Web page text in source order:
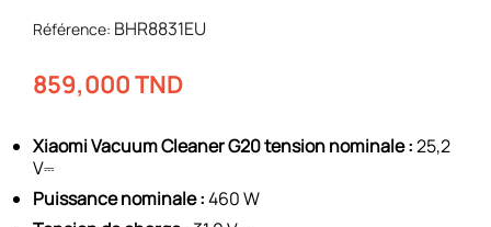
Référence: BHR8831EU
859,000 TND
Xiaomi Vacuum Cleaner G20 tension nominale :25,2
V⎓
Puissance nominale :460 W